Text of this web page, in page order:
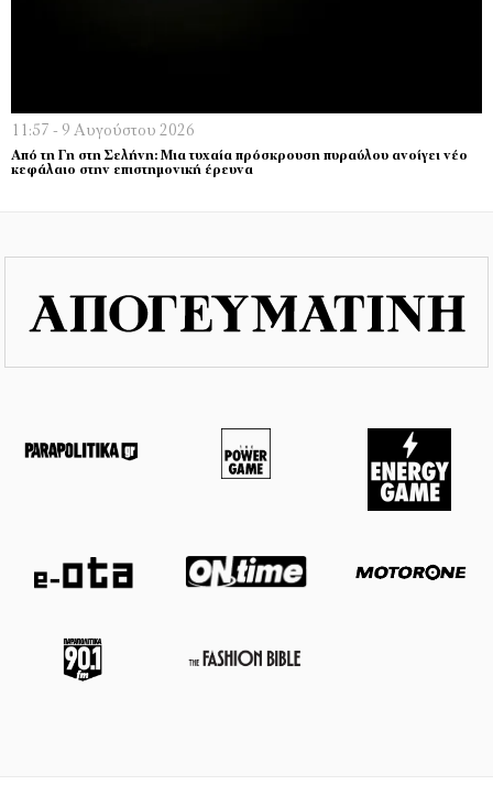
11:57 - 9 Αυγούστου 2026
Από τη Γη στη Σελήνη: Μια τυχαία πρόσκρουση πυραύλου ανοίγει νέο
κεφάλαιο στην επιστημονική έρευνα